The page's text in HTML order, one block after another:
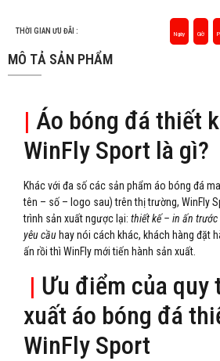
THỜI GIAN ƯU ĐÃI : Ngày Giờ
MÔ TẢ SẢN PHẨM
| Áo bóng đá thiết
WinFly Sport là gì?
Khác với đa số các sản phẩm áo bóng đá
tên – số – logo sau) trên thị trường, WinFly
trình sản xuất ngược lại: thiết kế – in ấn
yêu cầuhay nói cách khác, khách hàng đặt
ấn rồi thì WinFly mới tiến hành sản xuất.
| Ưu điểm của quy
xuất áo bóng đá
WinFly Sport